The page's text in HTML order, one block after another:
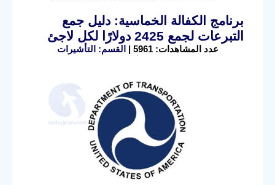
برنامج الكفالة الخماسية: دليل جمع
التبرعات لجمع 2425 دولارًا لكل لاجئ
عدد المشاهدات: 5961 | القسم: التأشيرات